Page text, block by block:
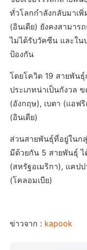
ทั่วโลกกำลังกลับมาเ
(อินเดีย) ยังคงสามาร
ไม่ได้รับวัคซีน และใน
ป้องกัน
โดยโควิด 19 สายพัน
ประเภทน่าเป็นกังวล
(อังกฤษ), เบตา (แอฟ
(อินเดีย)
ส่วนสายพันธุ์ที่อยู่ในก
มีด้วยกัน 5 สายพันธุ์ ไ
(สหรัฐอเมริกา), แคป
(โคลอมเบีย)
ข่าวจาก : kapook